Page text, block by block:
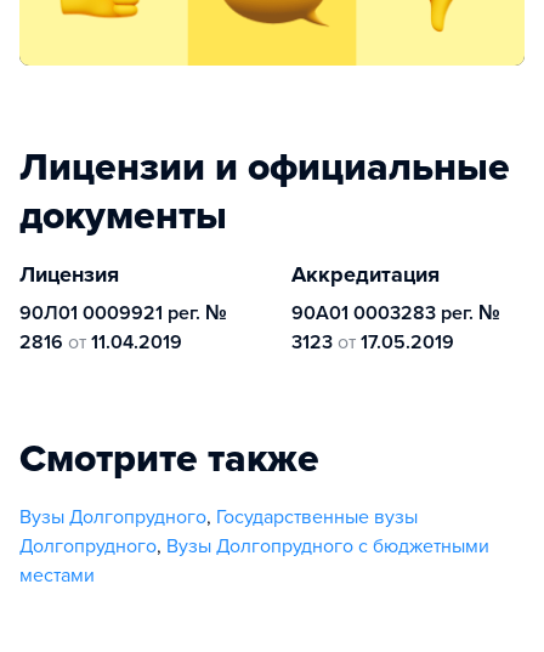
Лицензии и официальные
документы
Лицензия
90Л01 0009921 рег. №
2816 от 11.04.2019
Аккредитация
90А01 0003283 рег. №
3123 от 17.05.2019
Смотрите также
Вузы Долгопрудного, Государственные вузы
Долгопрудного, Вузы Долгопрудного с бюджетными
местами